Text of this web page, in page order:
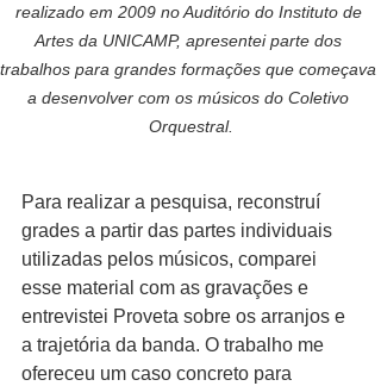
realizado em 2009 no Auditório do Instituto de
Artes da UNICAMP, apresentei parte dos
trabalhos para grandes formações que começava
a desenvolver com os músicos do Coletivo
Orquestral.
Para realizar a pesquisa, reconstruí
grades a partir das partes individuais
utilizadas pelos músicos, comparei
esse material com as gravações e
entrevistei Proveta sobre os arranjos e
a trajetória da banda. O trabalho me
ofereceu um caso concreto para